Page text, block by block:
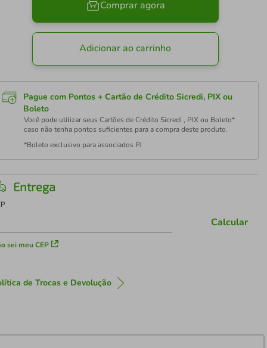
Comprar agora
Adicionar ao carrinho
Pague com Pontos + Cartão de Crédito Sicredi, PIX ou
Boleto
Você pode utilizar seus Cartões de Crédito Sicredi , PIX ou Boleto*
caso não tenha pontos suficientes para a compra deste produto.
*Boleto exclusivo para associados PJ
Entrega
sei meu CEP
Calcular
de Trocas e Devolução